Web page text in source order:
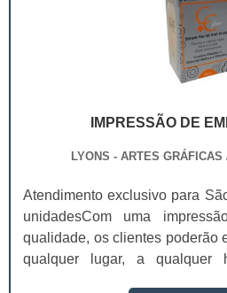
IMPRESSÃO DE
LYONS - ARTES GRÁFICAS
Atendimento exclusivo para
unidadesCom uma
qualidade, os clientes poderão
qualquer lugar, a qualquer